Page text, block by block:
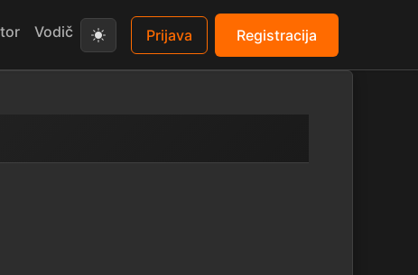
Vodič Prijava Registracija